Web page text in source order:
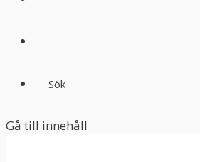
Sök
Gå till innehåll